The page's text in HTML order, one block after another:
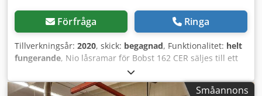
Förfråga Ringa
Tillverkningsår: 2020, skick: begagnad, Funktionalitet: helt
fungerande, Nio låsramar för Bobst 162 CER säljes till ett
förmånligt pris. Dcodpfjy U Ituex Aatsk
Småannons